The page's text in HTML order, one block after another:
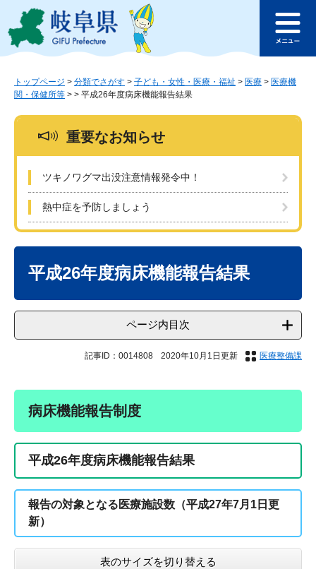
ジ
ュ
このページの本文へ
ュ
トップページ > 分類でさがす > 子ども・女性・医療・福祉 > 医療 > 医療機
関・保健所等 > > 平成26年度病床機能報告結果
重要なお知らせ
ツキノワグマ出没注意情報発令中！
熱中症を予防しましょう
平成26年度病床機能報告結果
ページ内目次
記事ID：0014808 2020年10月1日更新 医療整備課
病床機能報告制度
平成26年度病床機能報告結果
報告の対象となる医療施設数（平成27年7月1日更
新）
表のサイズを切り替える